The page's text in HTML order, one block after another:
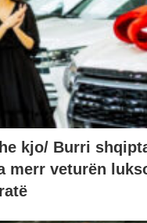
kjo/ Burri
merr veturën